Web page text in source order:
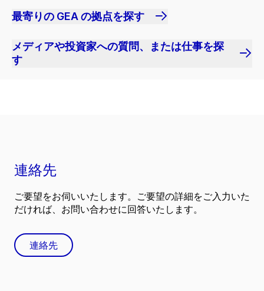
最寄りの GEA の拠点を探す
メディアや投資家への質問、または仕事を探
す
連絡先
ご要望をお伺いいたします。ご要望の詳細をご入力いた
だければ、お問い合わせに回答いたします。
連絡先